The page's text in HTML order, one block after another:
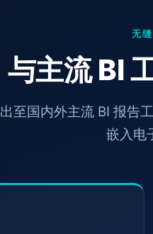
无
与主流 BI
至国内外主流 BI 报告
嵌入电